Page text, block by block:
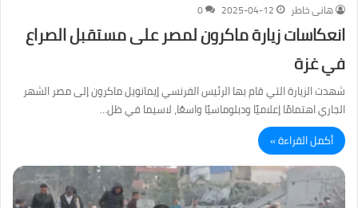
هانى خاطر
2025-04-12
0
انعكاسات زيارة ماكرون لمصر على مستقبل الصراع
في غزة
شهدت الزيارة التي قام بها الرئيس الفرنسي إيمانويل ماكرون إلى مصر الشهر
الجاري اهتمامًا إعلاميًا ودبلوماسيًا واسعًا، لاسيما في ظل…
أكمل القراءة »